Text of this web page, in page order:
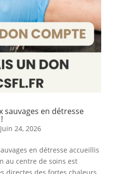
sauvages en détresse
Juin 24, 2026
en détresse accueillis
au centre de soins est